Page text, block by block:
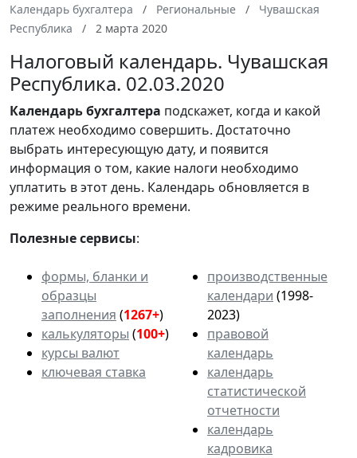
Календарь бухгалтера
Региональные
Чувашская
Республика
2 марта 2020
Налоговый календарь. Чувашская
Республика. 02.03.2020
Календарьбухгалтера подскажет, когда и какой
платеж необходимо совершить. Достаточно
выбрать интересующую дату, и появится
информация о том, какие налоги необходимо
уплатить в этот день. Календарь обновляется в
режиме реального времени.
Полезные сервисы:
формы, бланки и
образцы
заполнения (1267+)
калькуляторы (100+)
курсы валют
ключевая ставка
производственные
календари (1998-
2023)
правовой
календарь
календарь
статистической
отчетности
календарь
кадровика